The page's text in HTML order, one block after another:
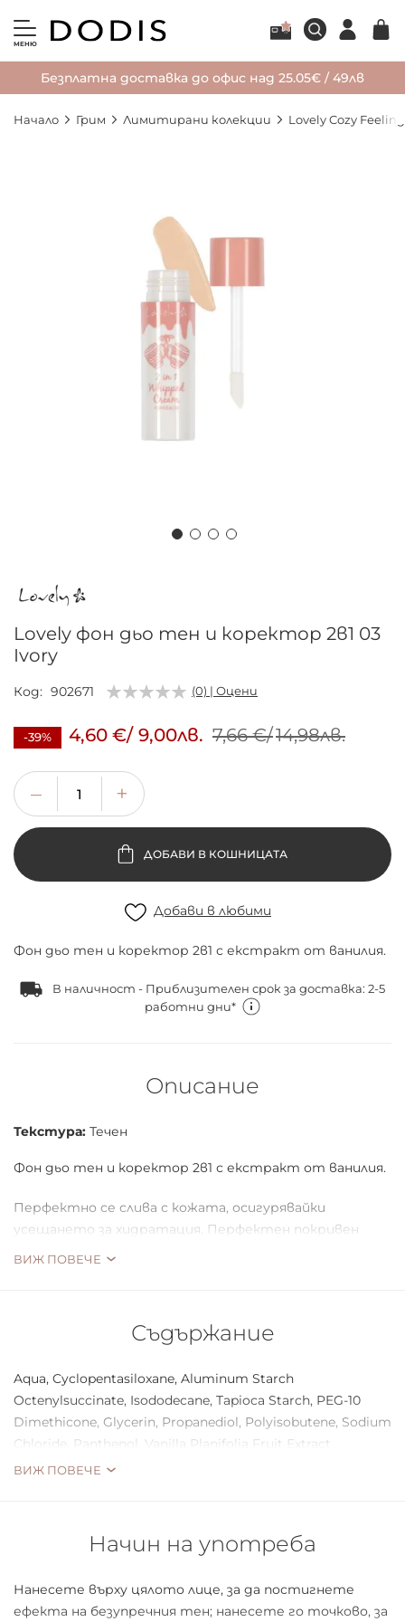
МЕНЮ
Безплатна доставка до офис над 25.05€ / 49лв
Начало Грим Лимитирани колекции Lovely Cozy Feeling
началото
галерия
със
снимки
Lovely фон дьо тен и коректор 2в1 03
Ivory
Код 902671 (0) | Оцени
-39% 4,60 €/ 9,00лв. 7,66 €/14,98лв.
ДОБАВИ В КОШНИЦАТА
Добави в любими
Фон дьо тен и коректор 2в1 с екстракт от ванилия.
В наличност - Приблизителен срок за доставка: 2-5
работни дни*
Описание
Текстура: Течен
Фон дьо тен и коректор 2в1 с екстракт от ванилия.
Перфектно се слива с кожата, осигурявайки
усещането за хидратация. Перфектен покривен
ВИЖ ПОВЕЧЕ
Съдържание
Aqua, Cyclopentasiloxane, Aluminum Starch
Octenylsuccinate, Isododecane, Tapioca Starch, PEG-10
Dimethicone, Glycerin, Propanediol, Polyisobutene, Sodium
Chloride, Panthenol, Vanilla Planifolia Fruit Extract,
Tocopheryl Acetate, Tocopherol, Helianthus Annuus Seed
Alumina, Citric Acid, Phenoxyethanol, Parfum, Benzyl
ВИЖ ПОВЕЧЕ
Начин на употреба
Нанесете върху цялото лице, за да постигнете
ефекта на безупречния тен; нанесете го точково, за